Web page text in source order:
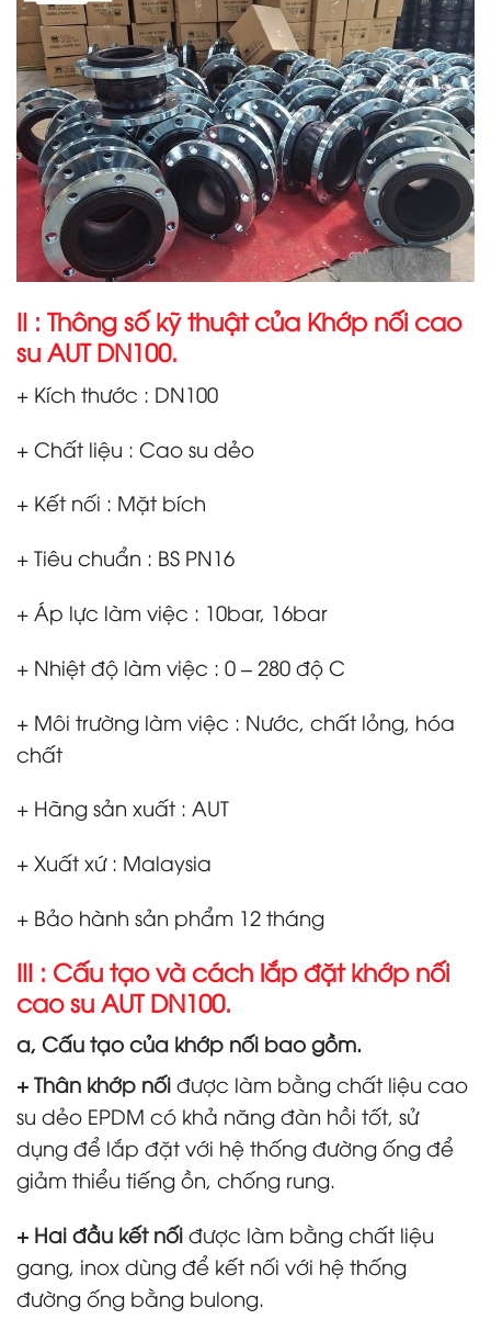
II : Thông số kỹ thuật của Khớp nối cao
su AUT DN100.
+ Kích thước : DN100
+ Chất liệu : Cao su dẻo
+ Kết nối : Mặt bích
+ Tiêu chuẩn : BS PN16
+ Áp lực làm việc : 10bar, 16bar
+ Nhiệt độ làm việc : 0 – 280 độ C
+ Môi trường làm việc : Nước, chất lỏng, hóa
chất
+ Hãng sản xuất : AUT
+ Xuất xứ : Malaysia
+ Bảo hành sản phẩm 12 tháng
III : Cấu tạo và cách lắp đặt khớp nối
cao su AUT DN100.
a, Cấu tạo của khớp nối bao gồm.
+ Thân khớp nối được làm bằng chất liệu cao
su dẻo EPDM có khả năng đàn hồi tốt, sử
dụng để lắp đặt với hệ thống đường ống để
giảm thiểu tiếng ồn, chống rung.
+ Hai đầu kết nối được làm bằng chất liệu
gang, inox dùng để kết nối với hệ thống
đường ống bằng bulong.